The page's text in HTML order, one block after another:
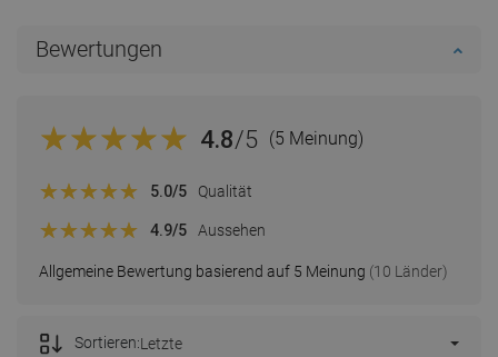
Bewertungen
4.8/5 (5 Meinung)
Allgemeine Bewertung basierend auf 5 Meinung (10 Länder)
5.0/5 Qualität
4.9/5 Aussehen
Sortieren:Letzte